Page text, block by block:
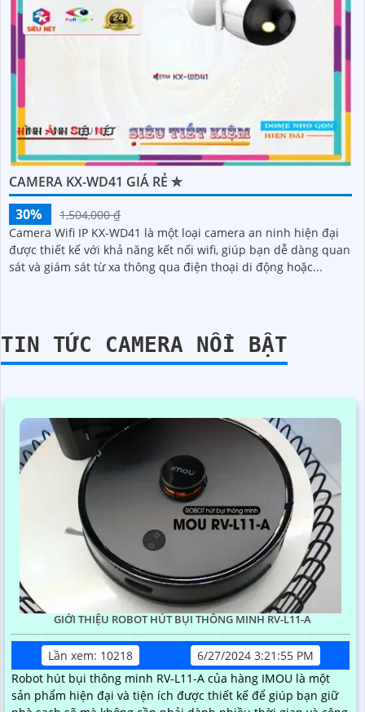
CAMERA KX-WD41 GIÁ RẺ ✮
30%
1,504,000 ₫
Camera Wifi IP KX-WD41 là một loại camera an ninh hiện đại
được thiết kế với khả năng kết nối wifi, giúp bạn dễ dàng quan
sát và giám sát từ xa thông qua điện thoại di động hoặc...
TIN TỨC CAMERA NỔI BẬT
GIỚI THIỆU ROBOT HÚT BỤI THÔNG MINH RV-L11-A
Lần xem: 10218
6/27/2024 3:21:55 PM
Robot hút bụi thông minh RV-L11-A của hàng IMOU là một
sản phẩm hiện đại và tiện ích được thiết kế để giúp bạn giữ